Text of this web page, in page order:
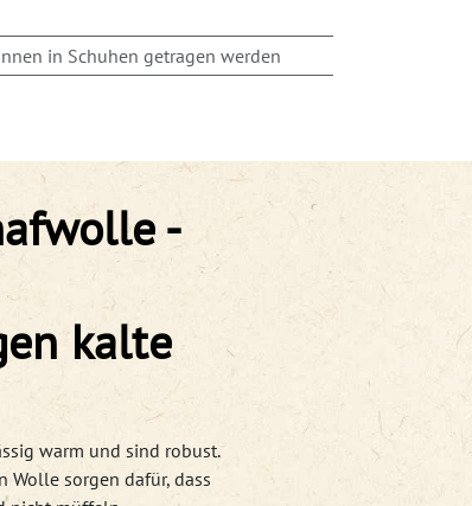
in Schuhen getragen werden
-
kalte
warm und sind robust.
Wolle sorgen dafür, dass